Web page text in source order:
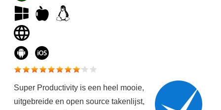
Super Productivity is een heel mooie,
uitgebreide en open source takenlijst,